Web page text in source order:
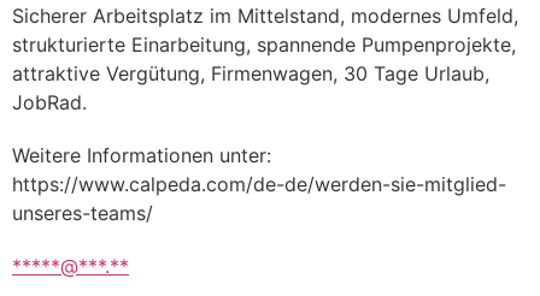
Sicherer Arbeitsplatz im Mittelstand, modernes Umfeld,
strukturierte Einarbeitung, spannende Pumpenprojekte,
attraktive Vergütung, Firmenwagen, 30 Tage Urlaub,
JobRad.
Weitere Informationen unter:
https://www.calpeda.com/de-de/werden-sie-mitglied-
unseres-teams/
*****@***.**